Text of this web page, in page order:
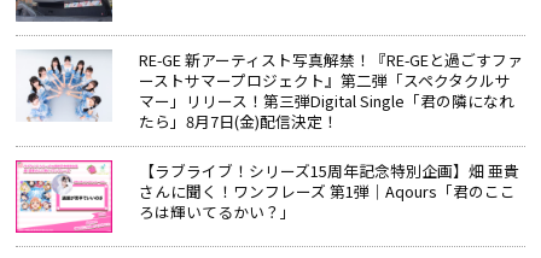
RE-GE 新アーティスト写真解禁！『RE-GEと過ごすファ
ーストサマープロジェクト』第二弾「スペクタクルサ
マー」リリース！第三弾Digital Single「君の隣になれ
たら」8月7日(金)配信決定！
【ラブライブ！シリーズ15周年記念特別企画】畑 亜貴
さんに聞く！ワンフレーズ 第1弾｜Aqours「君のここ
ろは輝いてるかい？」